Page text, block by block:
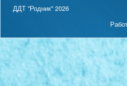
ДДТ "Родник" 2026